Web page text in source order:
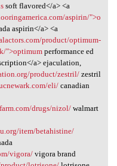
soft flavored</a> <a
aspirin/">o
aspirin</a> <a
product/optimum-
">optimumperformance ed
a> ejaculation,
product/zestril/zestril
eli/canadian
drugs/nizol/walmart
item/betahistine/
vigora/vigora brand